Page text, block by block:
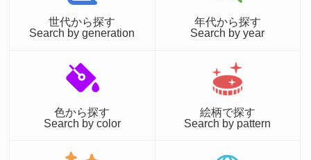
世代から探す
Search by generation
年代から探す
Search by year
色から探す
Search by color
絵柄で探す
Search by pattern